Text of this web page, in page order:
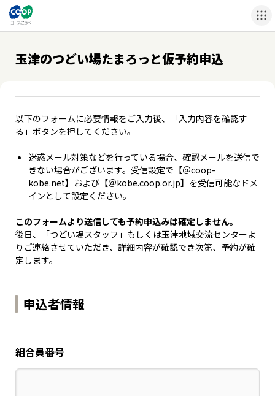
玉津のつどい場たまろっと仮予約申込
以下のフォームに必要情報をご入力後、「入力内容を確認す
る」ボタンを押してください。
迷惑メール対策などを行っている場合、確認メールを送信で
きない場合がございます。受信設定で【＠coop-
kobe.net】および【＠kobe.coop.or.jp】を受信可能なドメ
インとして設定ください。
このフォームより送信しても予約申込みは確定しません。
後日、「つどい場スタッフ」もしくは玉津地域交流センターよ
りご連絡させていただき、詳細内容が確認でき次第、予約が確
定します。
申込者情報
組合員番号